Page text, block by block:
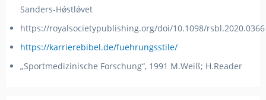
Sanders-Hǿstlǿvet
https://royalsocietypublishing.org/doi/10.1098/rsbl.2020.0366
https://karrierebibel.de/fuehrungsstile/
„Sportmedizinische Forschung“, 1991 M.Weiß; H.Reader